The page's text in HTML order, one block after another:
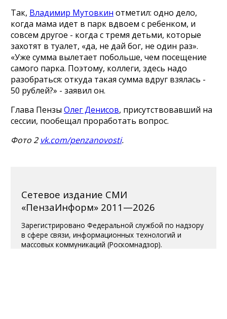
Так, Владимир Мутовкин отметил: одно дело,
когда мама идет в парк вдвоем с ребенком, и
совсем другое - когда с тремя детьми, которые
захотят в туалет, «да, не дай бог, не один раз».
«Уже сумма вылетает побольше, чем посещение
самого парка. Поэтому, коллеги, здесь надо
разобраться: откуда такая сумма вдруг взялась -
50 рублей?» - заявил он.
Глава Пензы Олег Денисов, присутствовавший на
сессии, пообещал проработать вопрос.
Фото 2 vk.com/penzanovosti.
Сетевое издание СМИ
«ПензаИнформ» 2011—2026
Зарегистрировано Федеральной службой по надзору
в сфере связи, информационных технологий и
массовых коммуникаций (Роскомнадзор).